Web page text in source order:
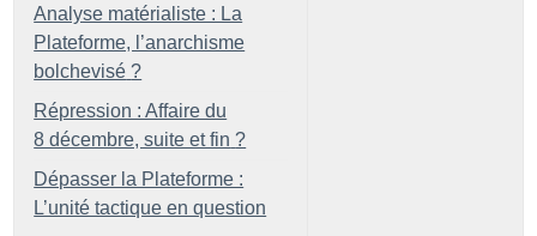
Analyse matérialiste : La
Plateforme, l’anarchisme
bolchevisé ?
Répression : Affaire du
8 décembre, suite et fin ?
Dépasser la Plateforme :
L’unité tactique en question